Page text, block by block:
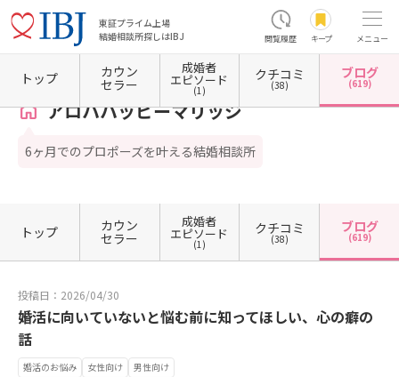
東証プライム上場
結婚相談所探しはIBJ
閲覧履歴 キープ メニュー
ホーム 神奈川県の結婚相談所 神奈川県横浜市 神奈川県横浜市西区 アロハハッピー
アロハハッピーマリッジ
6ヶ月でのプロポーズを叶える結婚相談所
トップ カウン
セラー
成婚者
エピソード
(1)
クチコミ
(38)
ブログ
(619)
トップ カウン
セラー
成婚者
エピソード
(1)
クチコミ
(38)
ブログ
(619)
投稿日：2026/04/30
婚活に向いていないと悩む前に知ってほしい、心の癖の
話
婚活のお悩み 女性向け 男性向け